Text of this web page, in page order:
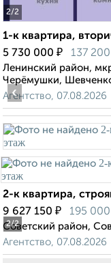
2/2
1-к квартира,
5 730 000 ₽ 137 200
Ленинский район,
Черёмушки,
Агентство, 07.08.2026
2/2
‹
2-к квартира,
9 627 150 ₽ 195 000
Советский район,
Агентство, 07.08.2026